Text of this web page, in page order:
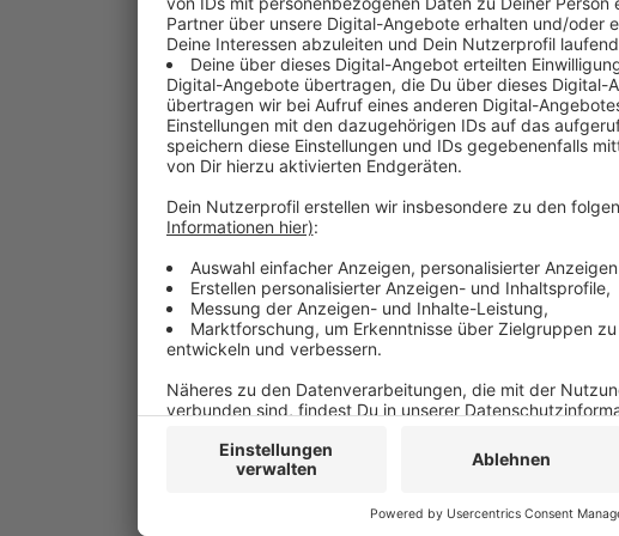
Demnach ist Düsseldorf mit
rangiert im Mittelfeld. Das geht
gemeinsam mit der
höchste Lebenszufriedenheit in
sind. Kassel ist die glücklichste
Glücksatls wurden die 40